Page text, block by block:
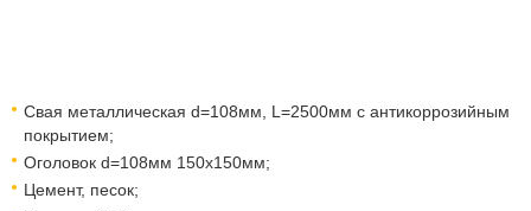
Свая металлическая d=108мм, L=2500мм с антикоррозийным
покрытием;
Оголовок d=108мм 150x150мм;
Цемент, песок;